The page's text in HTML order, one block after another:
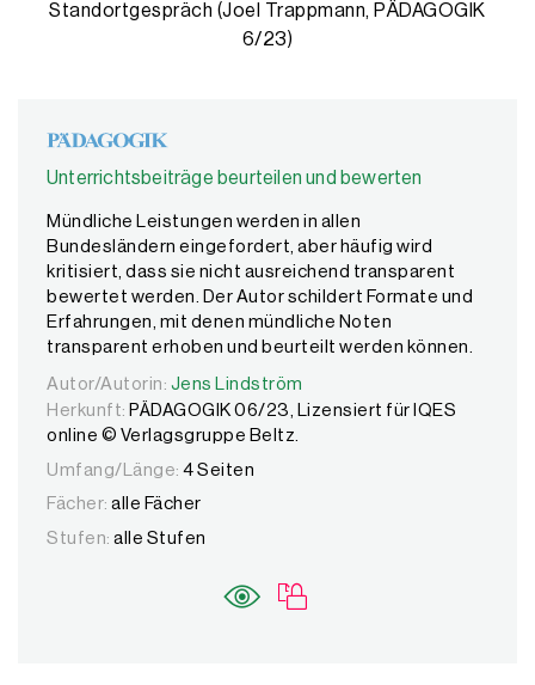
Standortgespräch (Joel Trappmann, PÄDAGOGIK
6/23)
Unterrichtsbeiträge beurteilen und bewerten
Mündliche Leistungen werden in allen
Bundesländern eingefordert, aber häufig wird
kritisiert, dass sie nicht ausreichend transparent
bewertet werden. Der Autor schildert Formate und
Erfahrungen, mit denen mündliche Noten
transparent erhoben und beurteilt werden können.
Autor/Autorin: Jens Lindström
Autor/Autorin: Jens Lindström
Herkunft: PÄDAGOGIK 06/23, Lizensiert für IQES
online © Verlagsgruppe Beltz.
Umfang/Länge: 4 Seiten
Fächer: alle Fächer
Stufen: alle Stufen